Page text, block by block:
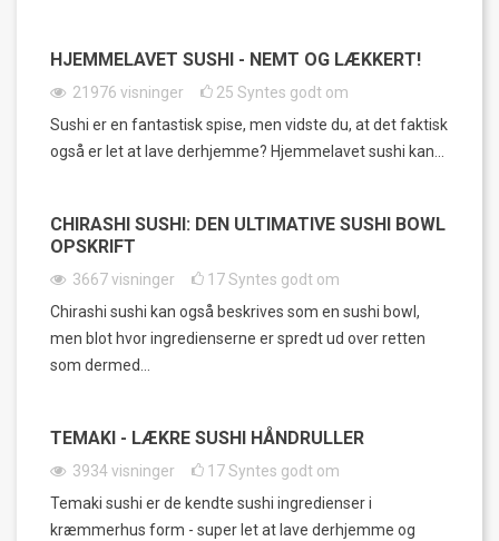
HJEMMELAVET SUSHI - NEMT OG LÆKKERT!
21976 visninger 25 Syntes godt om
Sushi er en fantastisk spise, men vidste du, at det faktisk
også er let at lave derhjemme? Hjemmelavet sushi kan...
CHIRASHI SUSHI: DEN ULTIMATIVE SUSHI BOWL
OPSKRIFT
3667visninger 17Syntes godt om
Chirashi sushi kan også beskrives som en sushi bowl,
men blot hvor ingredienserne er spredt ud over retten
som dermed...
TEMAKI - LÆKRE SUSHI HÅNDRULLER
3934visninger 17Syntes godt om
Temaki sushi er de kendte sushi ingredienser i
kræmmerhus form - super let at lave derhjemme og